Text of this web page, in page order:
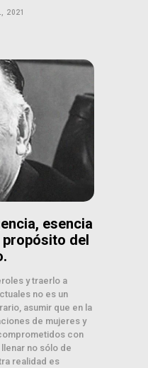
2021
esencia
propósito del
y traerlo a
no es un
asumir que en la
de mujeres y
con
no sólo de
realidad es